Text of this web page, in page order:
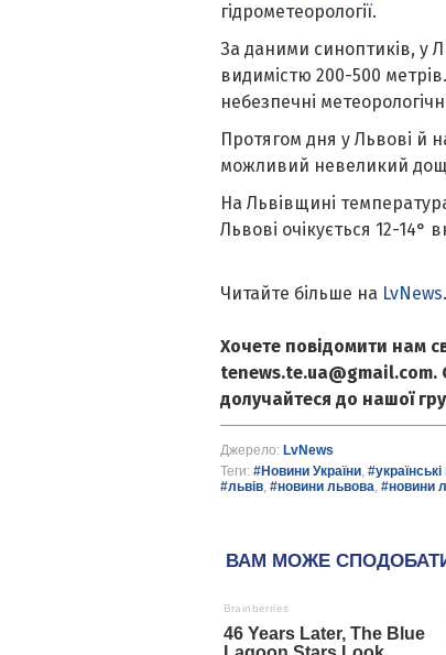
гідрометеорології.
За даними синоптиків, у
видимістю 200-500
небезпечні
Протягом дня у Львові й
можливий невеликий
На Львівщині
Львові очікується 12-14°
Читайте більше на LvNews.
Хочете повідомити нам
tenews.te.ua@gmail.com.
долучайтеся до нашої
Джерело: LvNews
Теги: #Новини України,
#львів, #новини львова, #новини